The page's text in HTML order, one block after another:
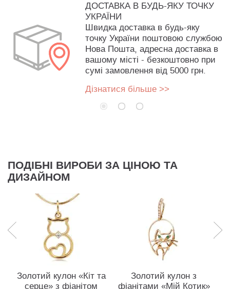
ДОСТАВКА В БУДЬ-ЯКУ ТОЧКУ
УКРАЇНИ
Швидка доставка в будь-яку
точку України поштовою службою
Нова Пошта, адресна доставка в
вашому місті - безкоштовно при
сумі замовлення від 5000 грн.
Дізнатися більше >>
ПОДІБНІ ВИРОБИ ЗА ЦІНОЮ ТА
ДИЗАЙНОМ
Золотий кулон «Кіт та
серце» з фіанітом
Золотий кулон з
фіанітами «Мій Котик»